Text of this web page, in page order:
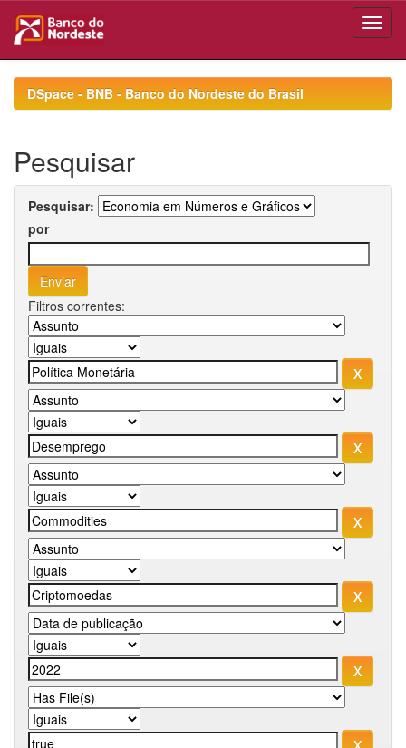
navigationDSpace - BNB - Banco do Nordeste do Brasil
Pesquisar
Pesquisar:
por
Filtros correntes: